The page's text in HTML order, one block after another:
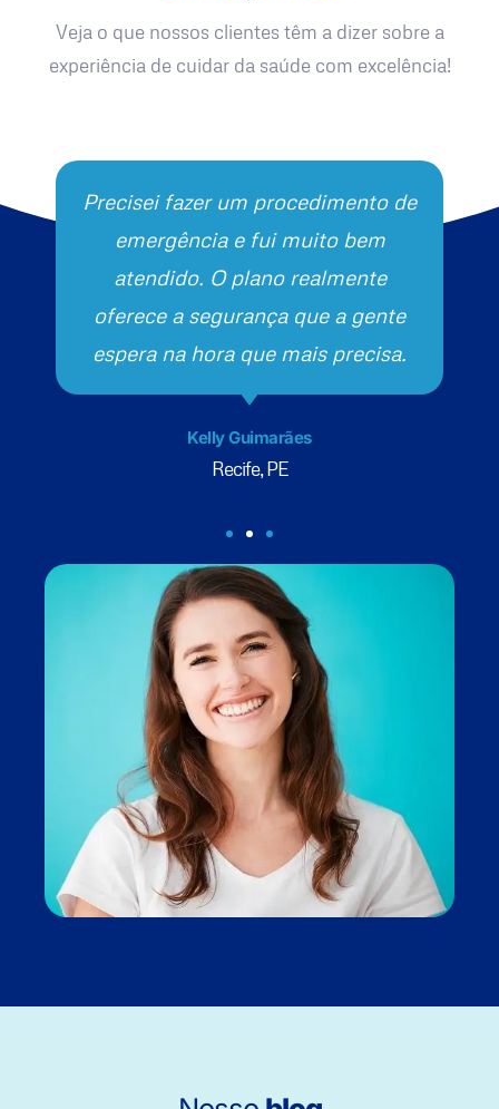
Veja o que nossos clientes têm a dizer sobre a
experiência de cuidar da saúde com excelência!
Precisei fazer um procedimento de
emergência e fui muito bem
atendido. O plano realmente
oferece a segurança que a gente
espera na hora que mais precisa.
Kelly Guimarães
Recife, PE